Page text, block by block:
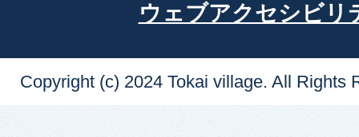
ウェブアクセシビリ
Copyright (c) 2024 Tokai village. All Rights